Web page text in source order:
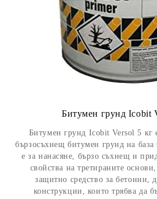
Битумен грунд Icobit
Битумен грунд Icobit Versol 5 кг
бързосъхнещ битумен грунд на база
е за нанасяне, бързо съхнещ и
свойства на третираните
защитно средство за бетонни,
конструкции, които трябва да